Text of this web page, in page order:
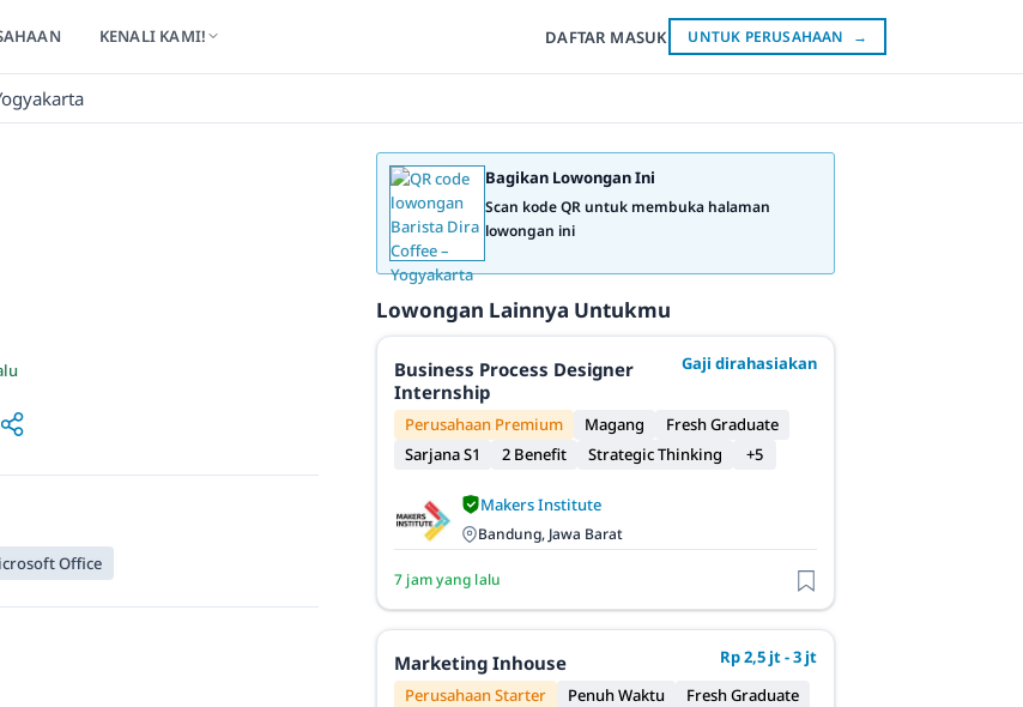
KENALI KAMI! DAFTAR MASUK UNTUK PERUSAHAAN →
Office
Bagikan Lowongan Ini
Scan kode QR untuk membuka halaman
lowongan ini
Lowongan Lainnya Untukmu
Business Process Designer
Internship
Gaji dirahasiakan
Perusahaan Premium Magang
Fresh Graduate
Sarjana S1
2 Benefit Strategic Thinking +5
Makers Institute
Bandung, Jawa Barat
7 jam yang lalu
Marketing Inhouse
Rp 2,5 jt - 3 jt
Perusahaan Starter
Penuh Waktu
Fresh Graduate